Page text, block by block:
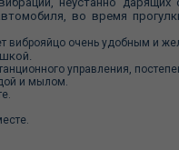
во время
виброяйцо очень удобным и
управления,
и мылом.